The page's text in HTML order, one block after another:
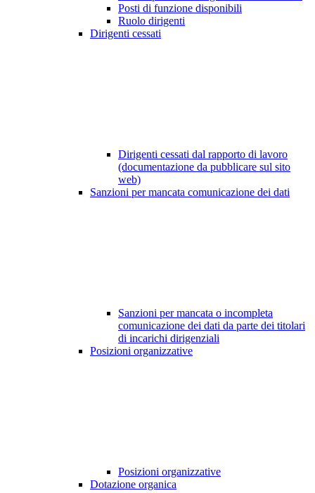
Posti di funzione disponibili
Ruolo dirigenti
Dirigenti cessati
Dirigenti cessati dal rapporto di lavoro
(documentazione da pubblicare sul sito
web)
Sanzioni per mancata comunicazione dei dati
Sanzioni per mancata o incompleta
comunicazione dei dati da parte dei titolari
di incarichi dirigenziali
Posizioni organizzative
Posizioni organizzative
Dotazione organica